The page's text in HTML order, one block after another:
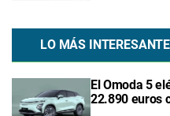
LO MÁS INTERESANTE
El Omoda 5
22.890 euros